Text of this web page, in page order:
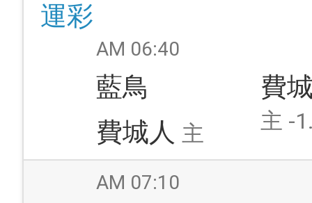
運彩
AM 06:40
藍鳥
費城人 主
費
主 -
AM 07:10